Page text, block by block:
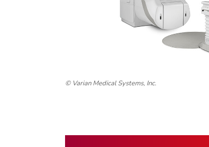
© Varian Medical Systems, Inc.